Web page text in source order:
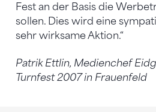
Fest an der Basis die
sollen. Dies wird eine
sehr wirksame Aktion.“
Patrik Ettlin, Medienchef
Turnfest 2007 in Frauenfeld